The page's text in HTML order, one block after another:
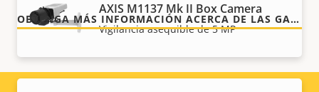
AXIS M1137 Mk II Box Camera
Vigilancia asequible de 5 MP
OBTENGA MÁS INFORMACIÓN ACERCA DE LAS GARANTÍAS DE AXIS